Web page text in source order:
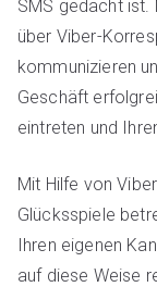
SMS gedacht ist.
über Viber-
kommunizieren
Geschäft
eintreten und
Mit Hilfe von
Glücksspiele
Ihren eigenen
auf diese Weise